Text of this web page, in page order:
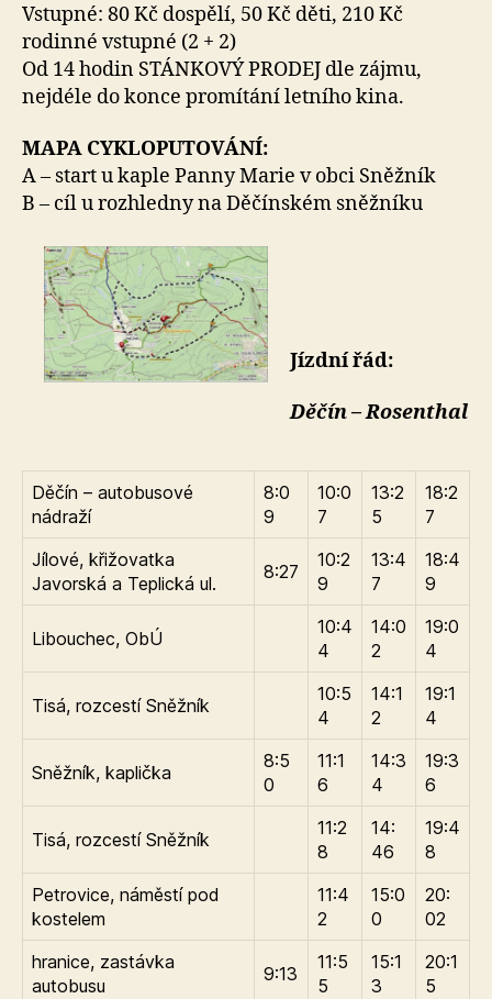
Vstupné: 80 Kč dospělí, 50 Kč děti, 210 Kč
rodinné vstupné (2 + 2)
Od 14 hodin STÁNKOVÝ PRODEJ dle zájmu,
nejdéle do konce promítání letního kina.
MAPA CYKLOPUTOVÁNÍ:
A – start u kaple Panny Marie v obci Sněžník
B – cíl u rozhledny na Děčínském sněžníku
Jízdní řád:
Děčín – Rosenthal
Děčín – autobusové
nádraží
8:0
9
10:0
7
13:2
5
18:2
7
Jílové, křižovatka
Javorská a Teplická ul.
8:27
10:2
9
13:4
7
18:4
9
Libouchec, ObÚ
10:4
4
14:0
2
19:0
4
Tisá, rozcestí Sněžník
10:5
4
14:1
2
19:1
4
Sněžník, kaplička
8:5
0
11:1
6
14:3
4
19:3
6
Tisá, rozcestí Sněžník
11:2
8
14:
46
19:4
8
Petrovice, náměstí pod
kostelem
11:4
2
15:0
0
20:
02
hranice, zastávka
autobusu
9:13
11:5
5
15:1
3
20:1
5